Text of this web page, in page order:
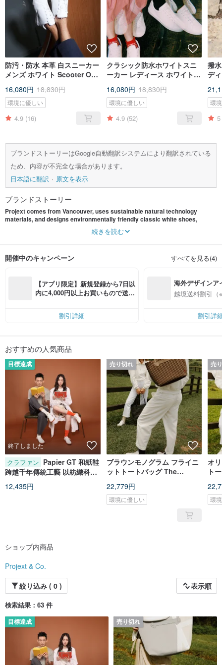
防汚・防水 本革 白スニーカー
メンズ ホワイト Scooter One
16,080円 18,830円
環境に優しい
4.9 (16)
クラシック防水ホワイトスニ
ーカー レディース ホワイト
16,080円 18,830円
環境に優しい
4.9 (52)
撥
デ
環
5
ブランドストーリーはGoogle自動翻訳システムにより翻訳されている
ため、内容が不完全な場合があります。
日本語に翻訳
原文を表示
ブランドストーリー
Projext comes from Vancouver, uses sustainable natural technology
materials, and designs environmentally friendly classic white shoes,
Japanese paper cloth T, thick sheet slippers and other basic and versatile
Projext is a multinational start-up team of footwear experts, designers and
From the research and development of patterns and materials, proofing to
quality management, everything is meticulously crafted, just to reverse
everyone's imagination of "classics" with creative details. Projext believes in
sustainability of the earth. It is necessary to combine environmentally friendly
natural materials with the latest technology to create timeless classics.
Projext is constantly looking for the next inspiring design, redefining the
"classic" with a thinking that breaks through the current framework; it also firmly
believes that only creativity can bring a new experience to daily life. We are
fascinated by the classic pattern that breaks away from established
propositions and stereotypes, and embrace the design ingenuity of creativity
and environmental sustainability.
続きを読む
開催中のキャンペーン すべてを見る(4)
【アプリ限定】新規登録から7日以
内に4,000円以上お買いもので送料
割引詳細
海外デザインア
入
越境送料割引（
割引詳
おすすめの人気商品
目標達成
終了しました
クラファン Papier GT 和紙鞋
跨越千年傳統工藝 以紡織科技
重新詮釋歷史經典
12,435円
売り切れ
ブラウンモノグラム フライニ
ットトートバッグ The
22,779円
環境に優しい
売
オ
ト
環
ショップ内商品
Projext & Co.
絞り込み ( 0 )
表示順
検索結果：63 件
目標達成 売り切れ